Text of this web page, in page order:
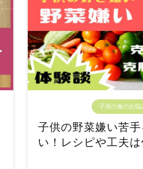
子供の食のお悩
子供の野菜嫌い苦
い！レシピや工夫は